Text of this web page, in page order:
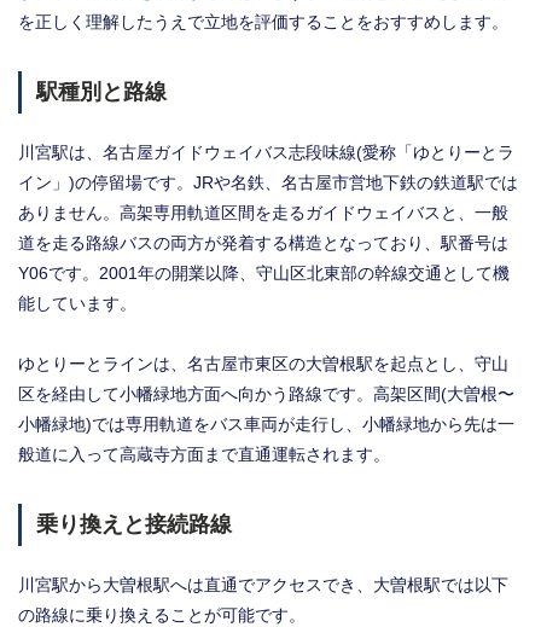
を正しく理解したうえで立地を評価することをおすすめします。
駅種別と路線
川宮駅は、名古屋ガイドウェイバス志段味線(愛称「ゆとりーとラ
イン」)の停留場です。JRや名鉄、名古屋市営地下鉄の鉄道駅では
ありません。高架専用軌道区間を走るガイドウェイバスと、一般
道を走る路線バスの両方が発着する構造となっており、駅番号は
Y06です。2001年の開業以降、守山区北東部の幹線交通として機
能しています。
ゆとりーとラインは、名古屋市東区の大曽根駅を起点とし、守山
区を経由して小幡緑地方面へ向かう路線です。高架区間(大曽根〜
小幡緑地)では専用軌道をバス車両が走行し、小幡緑地から先は一
般道に入って高蔵寺方面まで直通運転されます。
乗り換えと接続路線
川宮駅から大曽根駅へは直通でアクセスでき、大曽根駅では以下
の路線に乗り換えることが可能です。